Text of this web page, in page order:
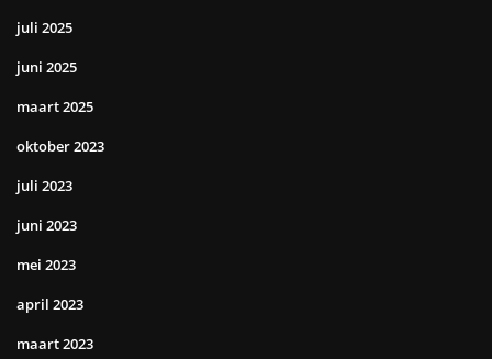
juli 2025
juni 2025
maart 2025
oktober 2023
juli 2023
juni 2023
mei 2023
april 2023
maart 2023